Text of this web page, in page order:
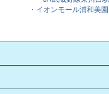
・イオンモール浦和美